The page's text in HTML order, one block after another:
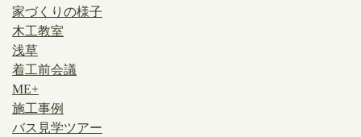
家づくりの様子
木工教室
浅草
着工前会議
ME+
施工事例
バス見学ツアー